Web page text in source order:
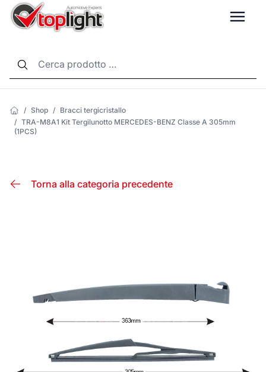
/ Shop / Bracci tergicristallo
/ TRA-M8A1 Kit Tergilunotto MERCEDES-BENZ Classe A 305mm
(1PCS)
Torna alla categoria precedente